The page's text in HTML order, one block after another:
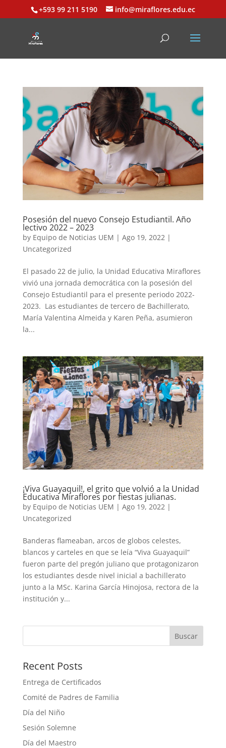
+593 99 211 5190 info@miraflores.edu.ec
Posesión del nuevo Consejo Estudiantil. Año
lectivo 2022 – 2023
by Equipo de Noticias UEM | Ago 19, 2022|
Uncategorized
El pasado 22 de julio, la Unidad Educativa Miraflores
vivió una jornada democrática con la posesión del
Consejo Estudiantil para el presente periodo 2022-
2023. Las estudiantes de tercero de Bachillerato,
María Valentina Almeida y Karen Peña, asumieron
la...
¡Viva Guayaquil!, el grito que volvió a la Unidad
Educativa Miraflores por fiestas julianas.
by Equipo de Noticias UEM | Ago 19, 2022|
Uncategorized
Banderas flameaban, arcos de globos celestes,
blancos y carteles en que se leía “Viva Guayaquil”
fueron parte del pregón juliano que protagonizaron
los estudiantes desde nivel inicial a bachillerato
junto a la MSc. Karina García Hinojosa, rectora de la
institución y...
Buscar
Recent Posts
Entrega de Certificados
Comité de Padres de Familia
Día del Niño
Sesión Solemne
Día del Maestro